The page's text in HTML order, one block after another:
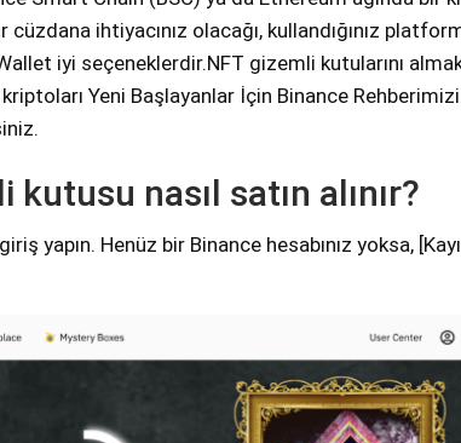
ihtiyacınız olacağı, kullandığınız
iyi seçeneklerdir.NFT gizemli kutularını
Yeni Başlayanlar İçin Binance
nasıl satın alınır?
yapın. Henüz bir Binance hesabınız yoksa,